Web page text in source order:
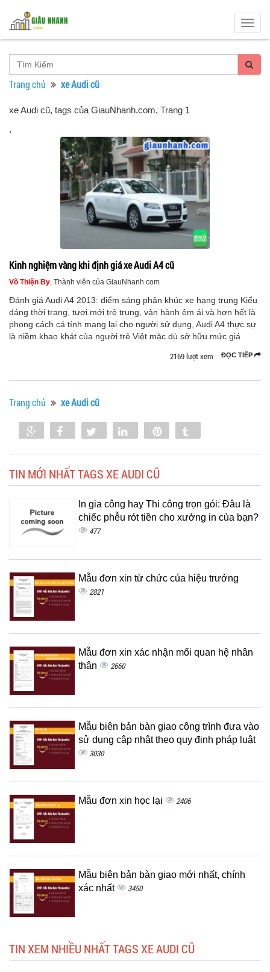
Trang chủ xe Audi cũ
xe Audi cũ, tags của GiauNhanh.com, Trang 1
.
Kinh nghiệm vàng khi định giá xe Audi A4 cũ
Võ Thiện By, Thành viên của GiauNhanh.com
Đánh giá Audi A4 2013: điểm sáng phân khúc xe hạng trung Kiểu
dáng thời trang, tươi mới trẻ trung, vận hành êm ái và hơn hết là
phong cách cá tính mang lại cho người sử dụng, Audi A4 thực sự
là niềm khao khát của người trẻ Việt mặc dù sở hữu mức giá
ĐỌC TIẾP
2169 lượt xem
Trang chủ xe Audi cũ
Share Share Tweet Share
TIN MỚI NHẤT TAGS XE AUDI CŨ
In gia công hay Thi công trọn gói: Đâu là
chiếc phễu rót tiền cho xưởng in của bạn?
477
Mẫu đơn xin từ chức của hiệu trưởng
2821
Mẫu đơn xin xác nhận mối quan hệ nhân
thân
2660
Mẫu biên bản bàn giao công trình đưa vào
sử dụng cập nhật theo quy định pháp luật
3030
Mẫu đơn xin học lại 2406
Mẫu biên bản bàn giao mới nhất, chính
xác nhất
3450
TIN XEM NHIỀU NHẤT TAGS XE AUDI CŨ